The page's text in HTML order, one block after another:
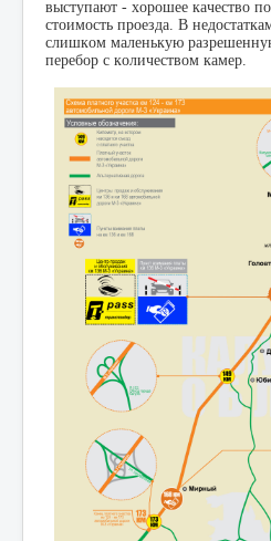
выступают - хорошее качество
стоимость проезда. В
слишком маленькую
перебор с количеством камер.